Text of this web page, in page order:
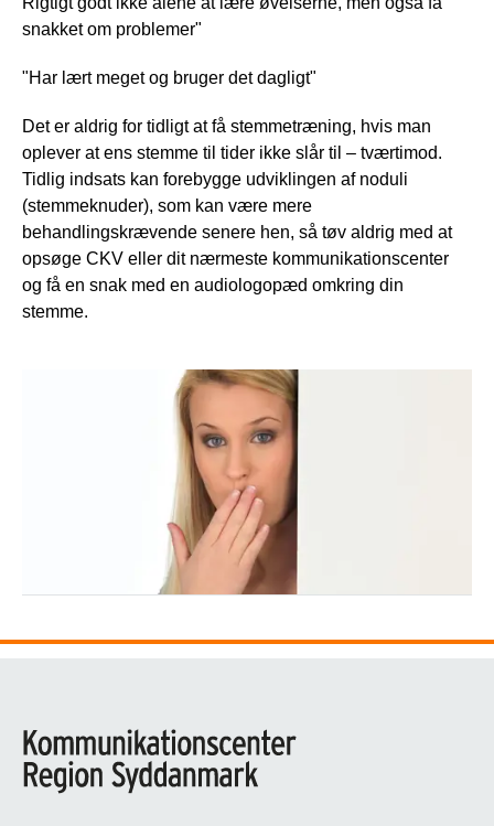
snakket om problemer"
"Har lært meget og bruger det dagligt"
Det er aldrig for tidligt at få stemmetræning, hvis man
oplever at ens stemme til tider ikke slår til – tværtimod.
Tidlig indsats kan forebygge udviklingen af noduli
(stemmeknuder), som kan være mere
behandlingskrævende senere hen, så tøv aldrig med at
opsøge CKV eller dit nærmeste kommunikationscenter
og få en snak med en audiologopæd omkring din
stemme.